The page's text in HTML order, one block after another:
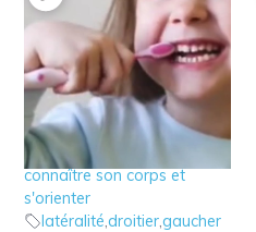
8 – La latéralité de
l’enfant
connaître son corps et
s'orienter
latéralité,droitier,gaucher